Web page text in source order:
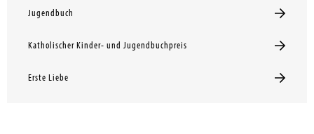
Jugendbuch
Katholischer Kinder- und Jugendbuchpreis
Erste Liebe